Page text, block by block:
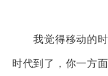
我觉得移动的时
时代到了，你一方